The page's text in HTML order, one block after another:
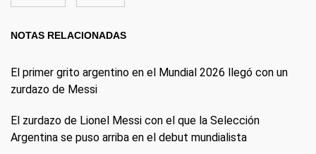
NOTAS RELACIONADAS
El primer grito argentino en el Mundial 2026 llegó con un
zurdazo de Messi
El zurdazo de Lionel Messi con el que la Selección
Argentina se puso arriba en el debut mundialista